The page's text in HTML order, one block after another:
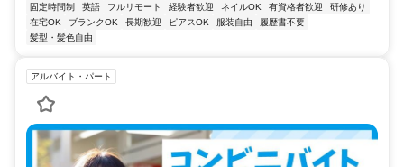
固定時間制
英語 フルリモート 経験者歓迎 ネイルOK 有資格者歓迎
研修あり
在宅OK
ブランクOK 長期歓迎 ピアスOK 服装自由
履歴書不要
髪型・髪色自由
アルバイト・パート